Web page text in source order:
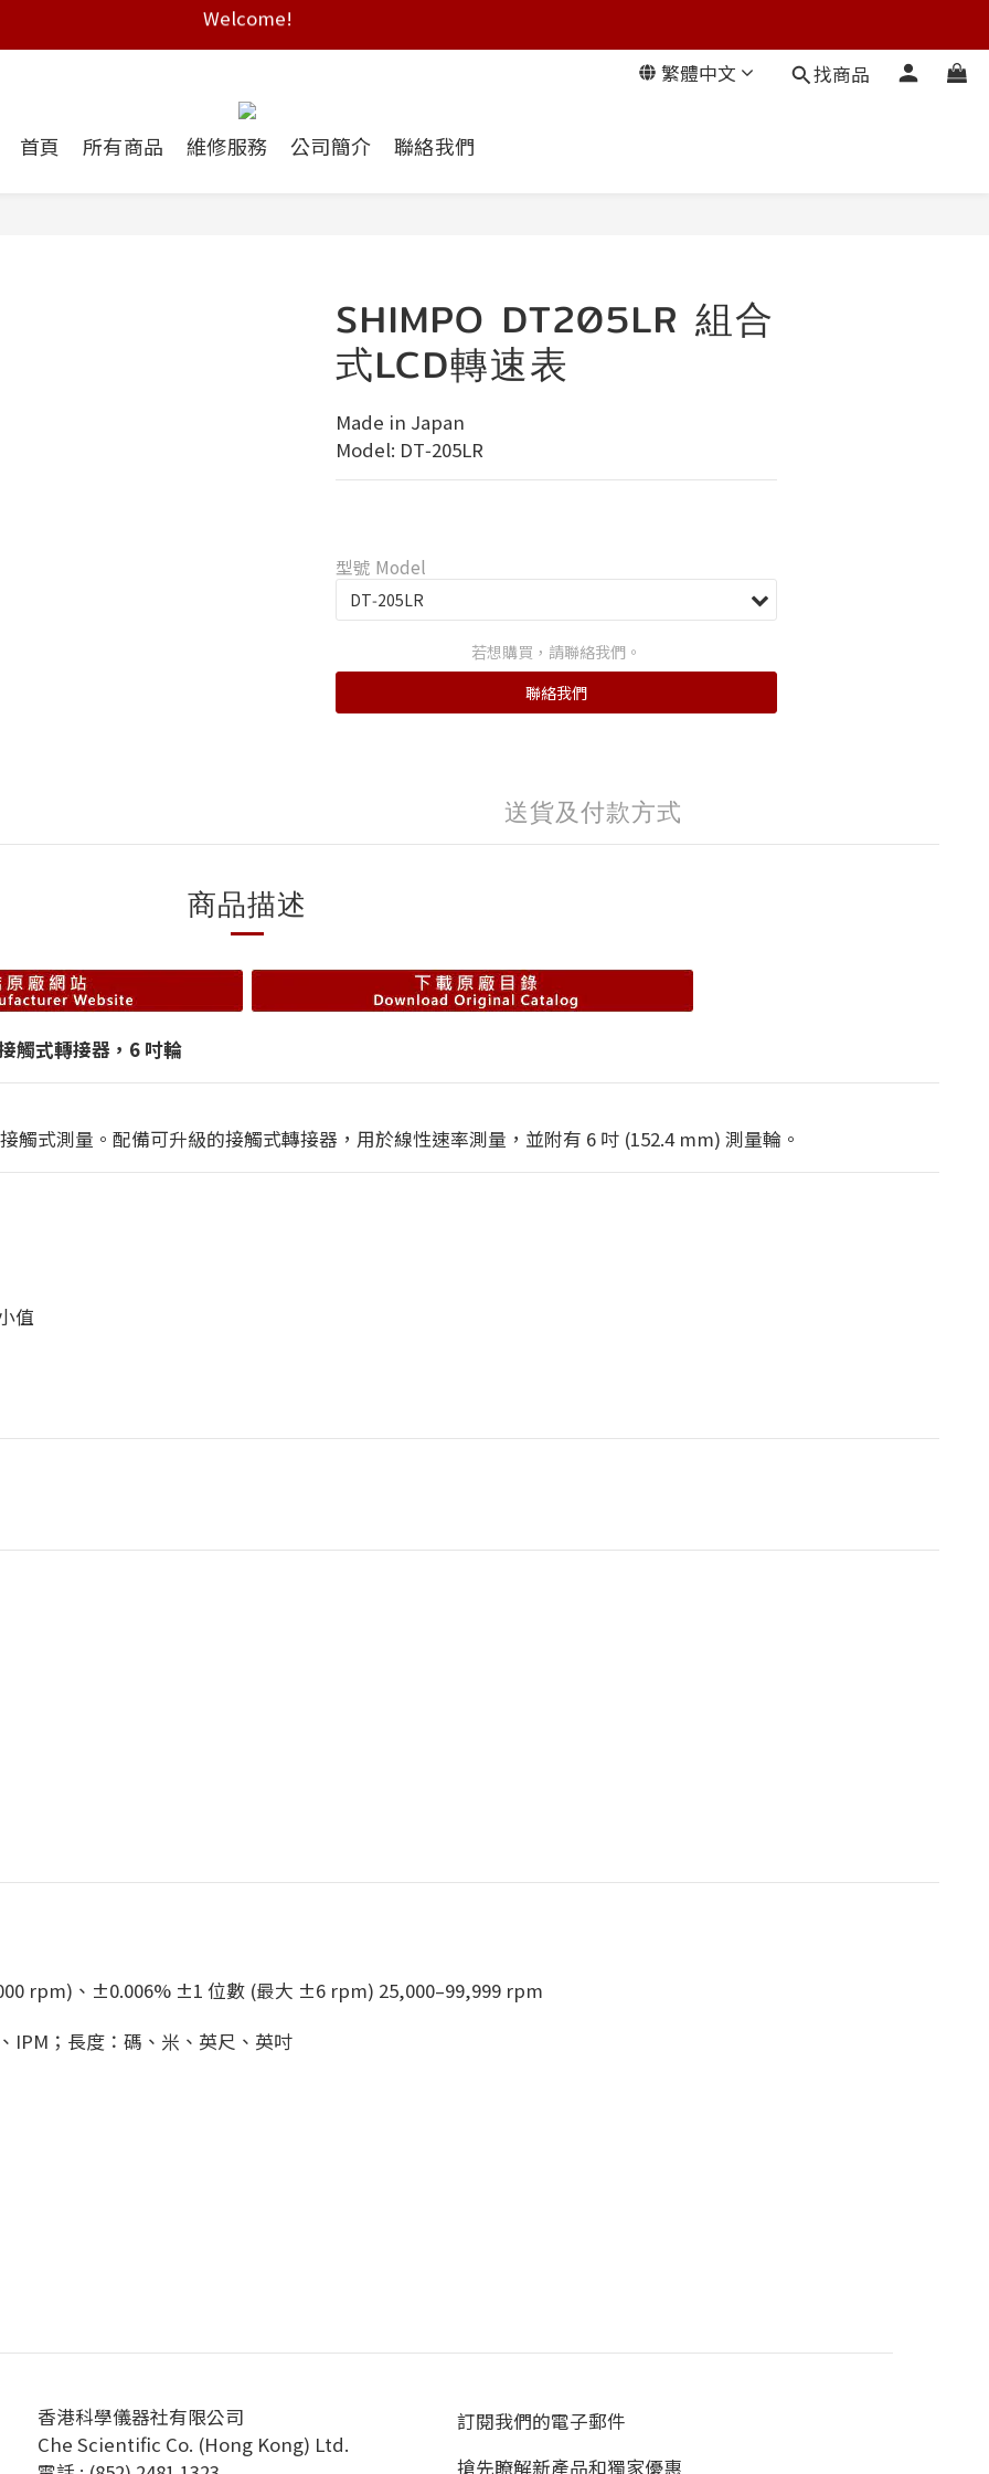
Free shipping on HK orders over $2000
繁體中文
找商品
首頁 所有商品 維修服務 公司簡介 聯絡我們
SHIMPO DT205LR 組合
式LCD轉速表
Made in Japan
Model: DT‑205LR
型號 Model
若想購買，請聯絡我們。
聯絡我們
送貨及付款方式
商品描述
觸式轉接器，6 吋輪
觸式測量。配備可升級的接觸式轉接器，用於線性速率測量，並附有 6 吋 (152.4 mm) 測量輪。
值
rpm)、±0.006% ±1 位數 (最大 ±6 rpm) 25,000–99,999 rpm
IPM；長度：碼、米、英尺、英吋
香港科學儀器社有限公司
Che Scientific Co. (Hong Kong) Ltd.
訂閱我們的電子郵件
搶先瞭解新產品和獨家優惠